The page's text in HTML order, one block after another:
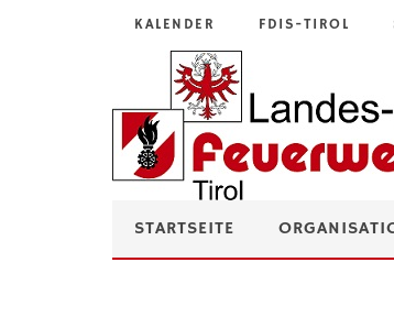
KALENDER FDIS-TIROL
STARTSEITE